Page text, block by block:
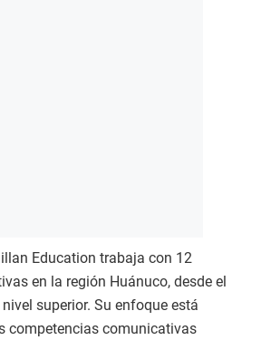
Education trabaja con 12
en la región Huánuco, desde el
superior. Su enfoque está
competencias comunicativas